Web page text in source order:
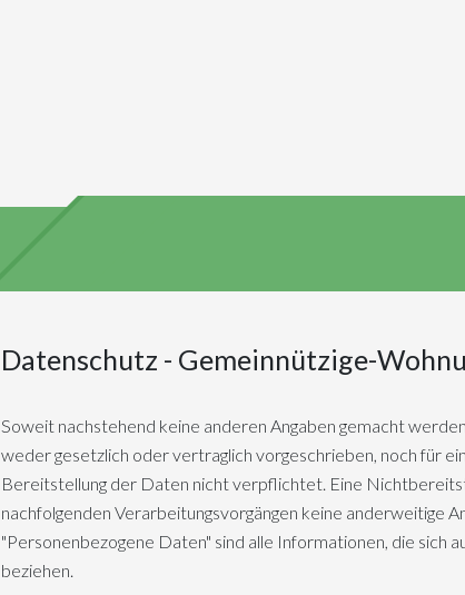
Datenschutz - Gemeinnützige-
Soweit nachstehend keine anderen Angaben gemacht
weder gesetzlich oder vertraglich vorgeschrieben, noch für
Bereitstellung der Daten nicht verpflichtet. Eine
nachfolgenden Verarbeitungsvorgängen keine anderweitige
"Personenbezogene Daten" sind alle Informationen, die
beziehen.